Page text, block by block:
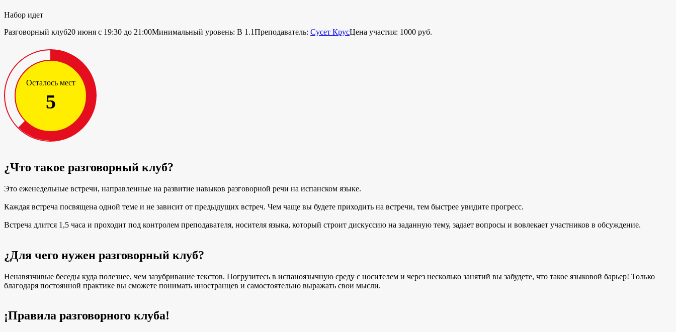
Набор идет
Разговорный клуб20 июня с 19:30 до 21:00Минимальный уровень: B 1.1Преподаватель: Сусет КрусЦена участия: 1000 руб.
Осталось мест
5
¿Что такое разговорный клуб?
Это еженедельные встречи, направленные на развитие навыков разговорной речи на испанском языке.
Каждая встреча посвящена одной теме и не зависит от предыдущих встреч. Чем чаще вы будете приходить на встречи, тем быстрее увидите прогресс.
Встреча длится 1,5 часа и проходит под контролем преподавателя, носителя языка, который строит дискуссию на заданную тему, задает вопросы и вовлекает участников в обсуждение.
¿Для чего нужен разговорный клуб?
Ненавязчивые беседы куда полезнее, чем зазубривание текстов. Погрузитесь в испаноязычную среду с носителем и через несколько занятий вы забудете, что такое языковой барьер! Только
благодаря постоянной практике вы сможете понимать иностранцев и самостоятельно выражать свои мысли.
¡Правила разговорного клуба!